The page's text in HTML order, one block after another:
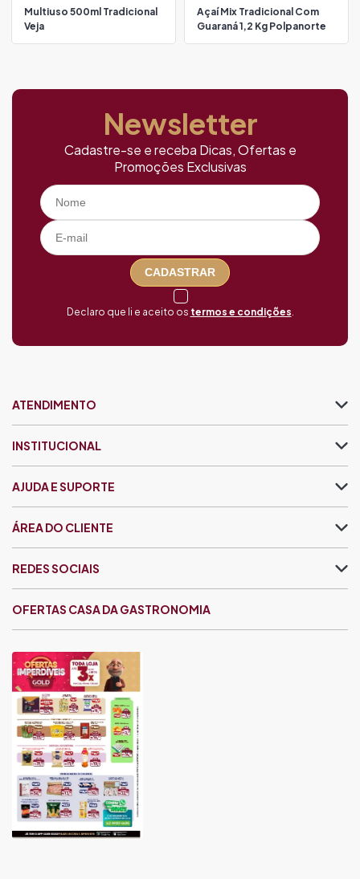
Multiuso 500ml Tradicional
Veja
Açaí Mix Tradicional Com
Guaraná 1,2 Kg Polpanorte
Newsletter
Cadastre-se e receba Dicas, Ofertas e
Promoções Exclusivas
CADASTRAR
Declaro que li e aceito os termos e condições
ATENDIMENTO
INSTITUCIONAL
AJUDA E SUPORTE
ÁREA DO CLIENTE
OFERTAS CASA DA GASTRONOMIA
REDES SOCIAIS